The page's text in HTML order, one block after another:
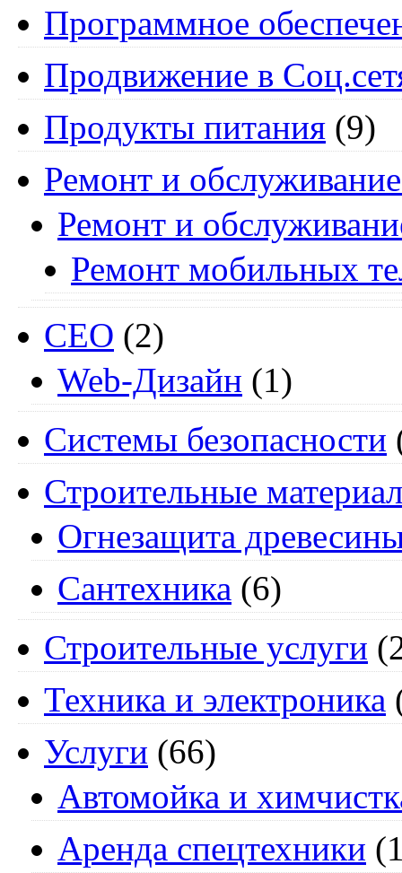
Программное
Продвижение в
Продукты питания (9)
Ремонт и
Ремонт и
Ремонт мобильных
СЕО (2)
Web-Дизайн (1)
Системы безопасности
Строительные
Огнезащита
Сантехника (6)
Строительные услуги
Техника и электроника
Услуги (66)
Автомойка и
Аренда спецтехники